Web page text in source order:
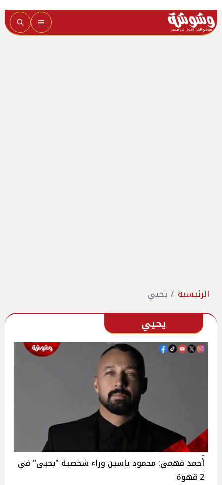
الرئيسية يحيي
يحيي
أحمد فهمي: محمود ياسين وراء شخصية "يحيى" في
2 قهوة